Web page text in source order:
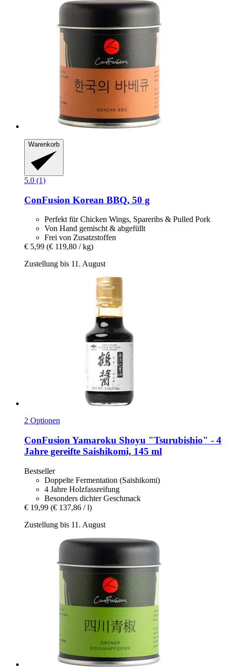
Warenkorb
5.0 (1)
ConFusion Korean BBQ, 50 g
Perfekt für Chicken Wings, Spareribs & Pulled Pork
Von Hand gemischt & abgefüllt
Frei von Zusatzstoffen
€ 5,99 (€ 119,80 / kg)
Zustellung bis 11. August
2 Optionen
ConFusion Yamaroku Shoyu "Tsurubishio" -​ 4
Jahre gereifte Saishikomi, 145 ml
Bestseller
Doppelte Fermentation (Saishikomi)
4 Jahre Holzfassreifung
Besonders dichter Geschmack
€ 19,99 (€ 137,86 / l)
Zustellung bis 11. August